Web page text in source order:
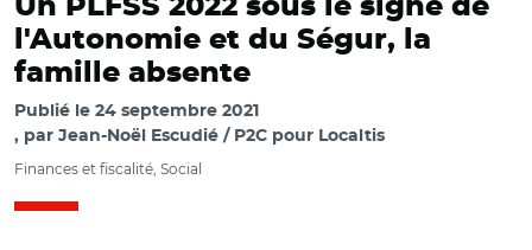
Un PLFSS 2022 sous le signe de
l'Autonomie et du Ségur, la
famille absente
Publié le 24 septembre 2021
par Jean-Noël Escudié / P2C pour Localtis
Finances et fiscalité, Social